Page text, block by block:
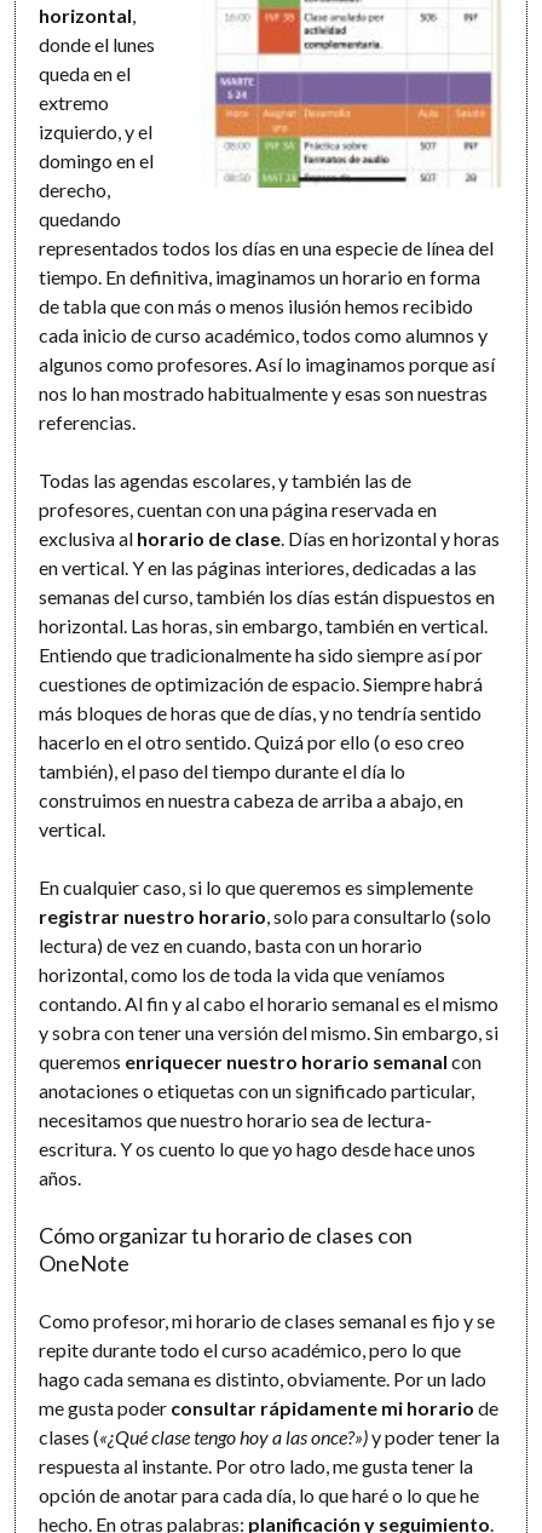
horizontal,
donde el lunes
queda en el
extremo
izquierdo, y el
domingo en el
derecho,
quedando
representados todos los días en una especie de línea del
tiempo. En definitiva, imaginamos un horario en forma
de tabla que con más o menos ilusión hemos recibido
cada inicio de curso académico, todos como alumnos y
algunos como profesores. Así lo imaginamos porque así
nos lo han mostrado habitualmente y esas son nuestras
referencias.
Todas las agendas escolares, y también las de
profesores, cuentan con una página reservada en
exclusiva al horario de clase. Días en horizontal y horas
en vertical. Y en las páginas interiores, dedicadas a las
semanas del curso, también los días están dispuestos en
horizontal. Las horas, sin embargo, también en vertical.
Entiendo que tradicionalmente ha sido siempre así por
cuestiones de optimización de espacio. Siempre habrá
más bloques de horas que de días, y no tendría sentido
hacerlo en el otro sentido. Quizá por ello (o eso creo
también), el paso del tiempo durante el día lo
construimos en nuestra cabeza de arriba a abajo, en
vertical.
En cualquier caso, si lo que queremos es simplemente
registrar nuestro horario, solo para consultarlo (solo
lectura) de vez en cuando, basta con un horario
horizontal, como los de toda la vida que veníamos
contando. Al fin y al cabo el horario semanal es el mismo
y sobra con tener una versión del mismo. Sin embargo, si
queremos enriquecer nuestro horario semanal con
anotaciones o etiquetas con un significado particular,
necesitamos que nuestro horario sea de lectura-
escritura. Y os cuento lo que yo hago desde hace unos
años.
Cómo organizar tu horario de clases con
OneNote
Como profesor, mi horario de clases semanal es fijo y se
repite durante todo el curso académico, pero lo que
hago cada semana es distinto, obviamente. Por un lado
me gusta poder consultar rápidamente mi horario de
clases («¿Qué clase tengo hoy a las once?»)y poder tener la
respuesta al instante. Por otro lado, me gusta tener la
opción de anotar para cada día, lo que haré o lo que he
hecho. En otras palabras: planificación y seguimiento.